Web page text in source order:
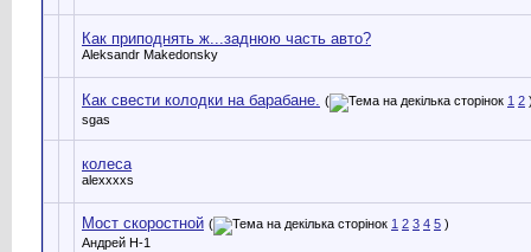
Как приподнять ж...заднюю часть авто?
Aleksandr Makedonsky
Как свести колодки на барабане. ( 1 2
sgas
колеса
alexxxxs
Мост скоростной ( 1 2 3 4 5 )
Андрей Н-1